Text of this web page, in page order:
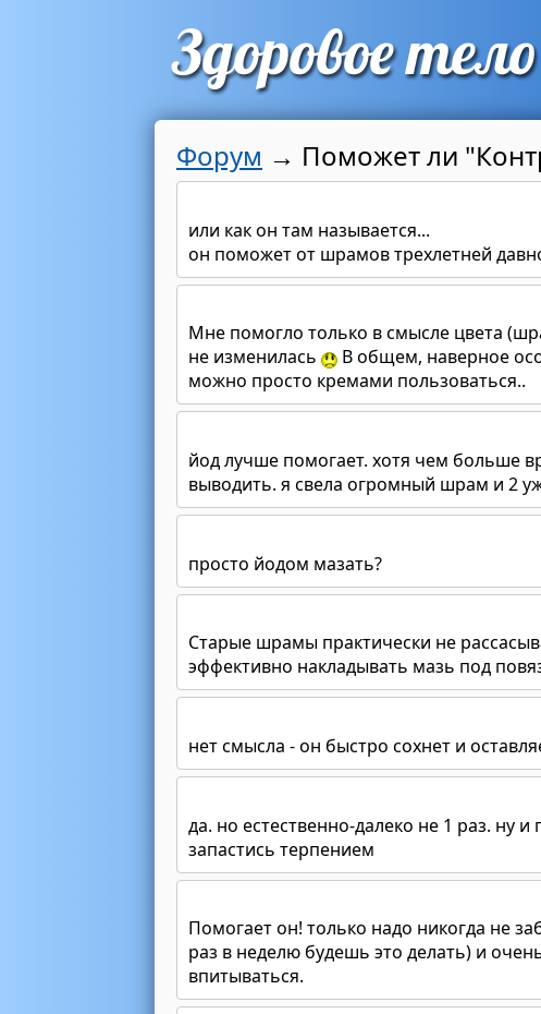
Форум → Поможет ли
или как он там называется...
он поможет от шрамов трехлетней
Мне помогло только в смысле цвета
не изменилась
В общем, наверное
можно просто кремами пользоваться..
йод лучше помогает. хотя чем больше
выводить. я свела огромный шрам и 2
просто йодом мазать?
Старые шрамы практически не
эффективно накладывать мазь под
нет смысла - он быстро сохнет и
да. но естественно-далеко не 1 раз. ну
запастись терпением
Помогает он! только надо никогда не
раз в неделю будешь это делать) и
впитываться.